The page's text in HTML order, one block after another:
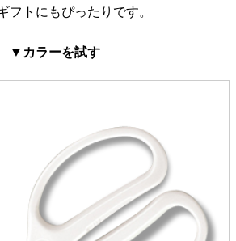
フトにもぴったりです。
▼カラーを試す